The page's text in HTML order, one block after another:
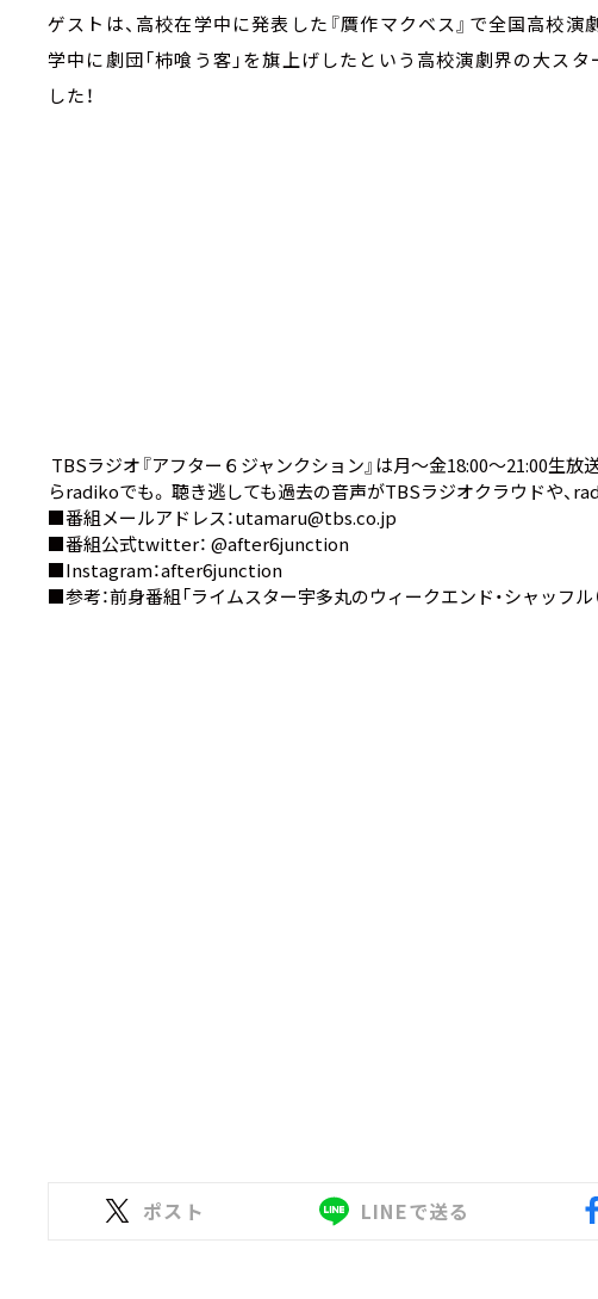
ゲストは、高校在学中に発表した『贋作マクベス』で全国高校演
学中に劇団「柿喰う客」を旗上げしたという高校演劇界の大ス
した！
TBSラジオ『アフター６ジャンクション』は月～金18:00～21:00生放
らradikoでも。 聴き逃しても過去の音声がTBSラジオクラウドや、
■番組メールアドレス：utamaru@tbs.co.jp
■番組公式twitter： @after6junction
■Instagram：after6junction
■参考：前身番組「ライムスター宇多丸のウィークエンド・シャッフル
ポスト LINEで送る